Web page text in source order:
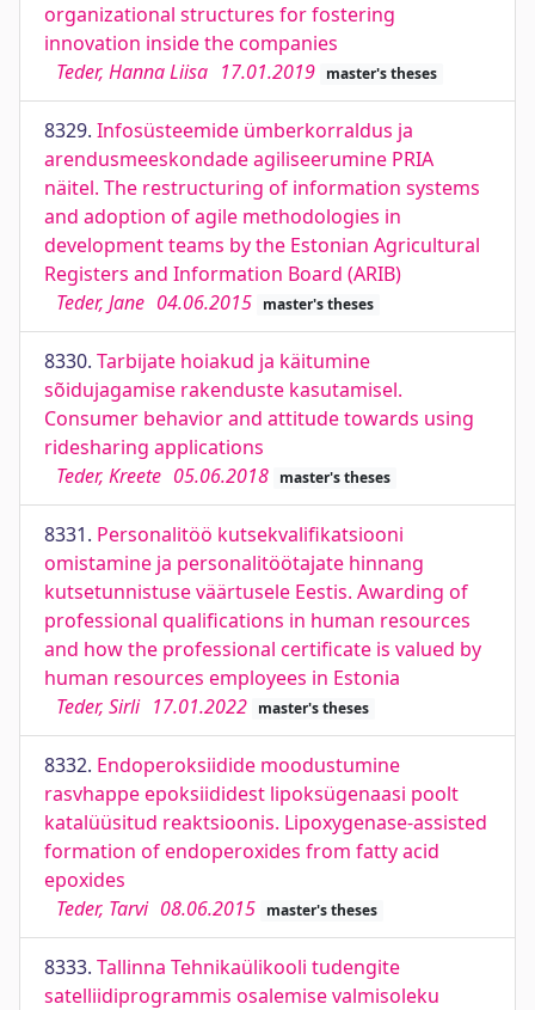
organizational structures for fostering
innovation inside the companies
Teder, Hanna Liisa 17.01.2019 master's theses
8329. Infosüsteemide ümberkorraldus ja
arendusmeeskondade agiliseerumine PRIA
näitel. The restructuring of information systems
and adoption of agile methodologies in
development teams by the Estonian Agricultural
Registers and Information Board (ARIB)
Teder, Jane 04.06.2015 master's theses
8330. Tarbijate hoiakud ja käitumine
sõidujagamise rakenduste kasutamisel.
Consumer behavior and attitude towards using
ridesharing applications
Teder, Kreete 05.06.2018 master's theses
8331. Personalitöö kutsekvalifikatsiooni
omistamine ja personalitöötajate hinnang
kutsetunnistuse väärtusele Eestis. Awarding of
professional qualifications in human resources
and how the professional certificate is valued by
human resources employees in Estonia
Teder, Sirli 17.01.2022 master's theses
8332. Endoperoksiidide moodustumine
rasvhappe epoksiididest lipoksügenaasi poolt
katalüüsitud reaktsioonis. Lipoxygenase-assisted
formation of endoperoxides from fatty acid
epoxides
Teder, Tarvi 08.06.2015 master's theses
8333. Tallinna Tehnikaülikooli tudengite
satelliidiprogrammis osalemise valmisoleku